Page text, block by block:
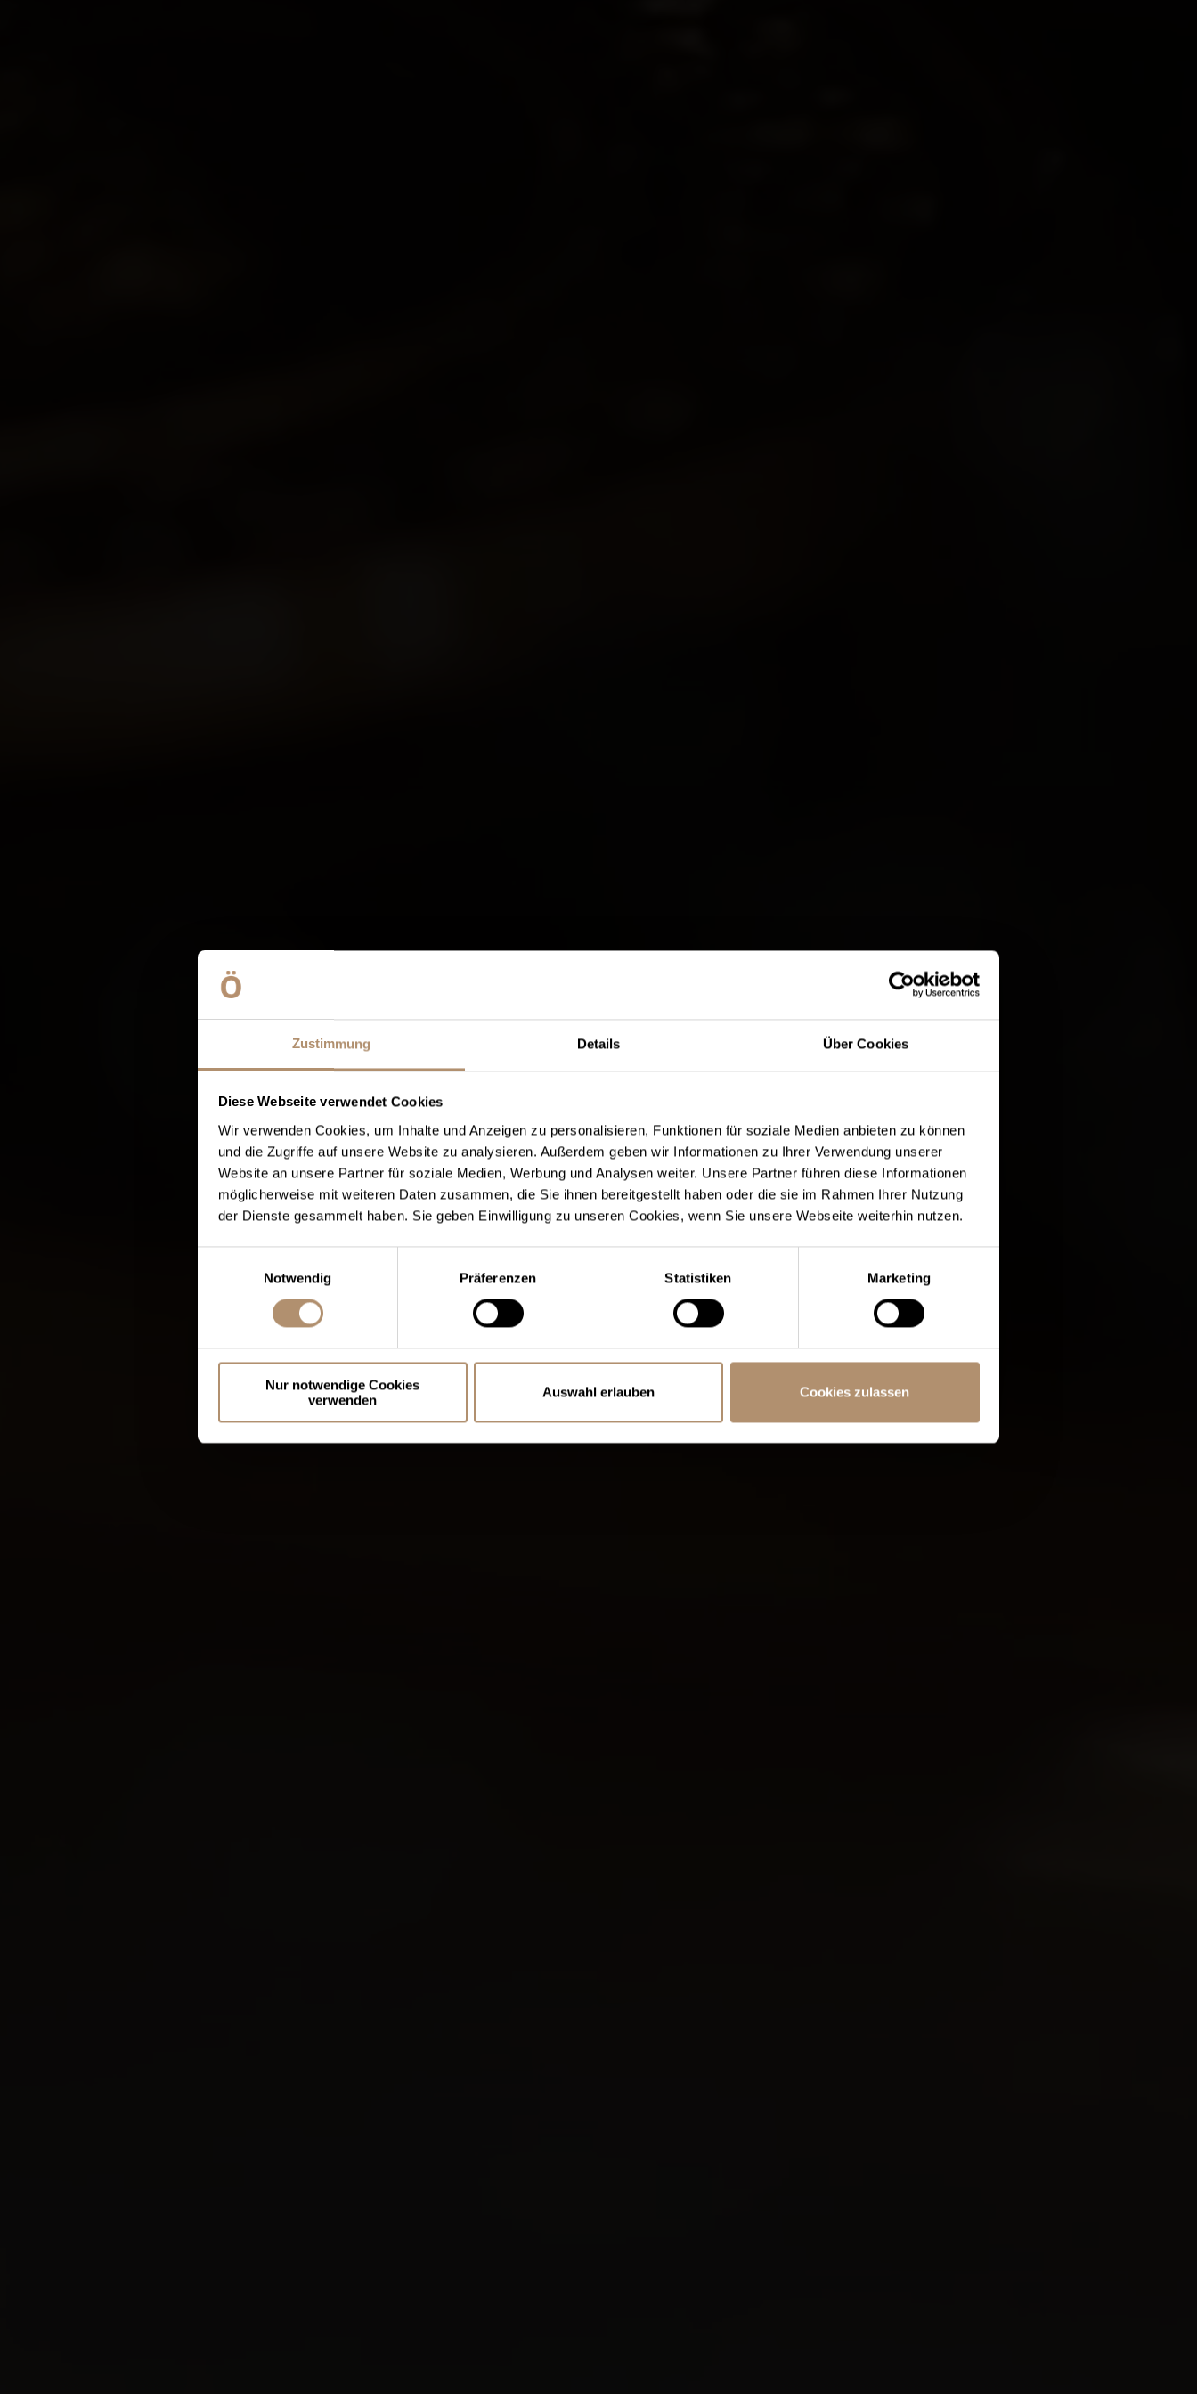
Zustimmung Details Über Cookies
Diese Webseite verwendet Cookies
Wir verwenden Cookies, um Inhalte und Anzeigen zu personalisieren, Funktionen für soziale Medien anbieten zu können
und die Zugriffe auf unsere Website zu analysieren. Außerdem geben wir Informationen zu Ihrer Verwendung unserer
Website an unsere Partner für soziale Medien, Werbung und Analysen weiter. Unsere Partner führen diese Informationen
möglicherweise mit weiteren Daten zusammen, die Sie ihnen bereitgestellt haben oder die sie im Rahmen Ihrer Nutzung
der Dienste gesammelt haben. Sie geben Einwilligung zu unseren Cookies, wenn Sie unsere Webseite weiterhin nutzen.
Notwendig
Präferenzen Statistiken Marketing
Nur notwendige Cookies
verwenden
Auswahl erlauben Cookies zulassen
×
Top Angebot
24.06. - 30.09.2026
Täglich ab 15 Uhr: 18-Loch Runde auf allen Plätzen inkl.
Ballkorb mit 40 Rangebällen
ab59,00 Euro
ALLE ANGEBOTE ENTDECKEN